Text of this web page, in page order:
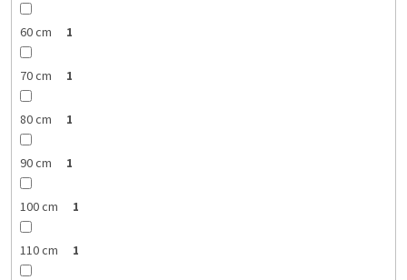
60 cm 1
70 cm 1
80 cm 1
90 cm 1
100 cm 1
110 cm 1